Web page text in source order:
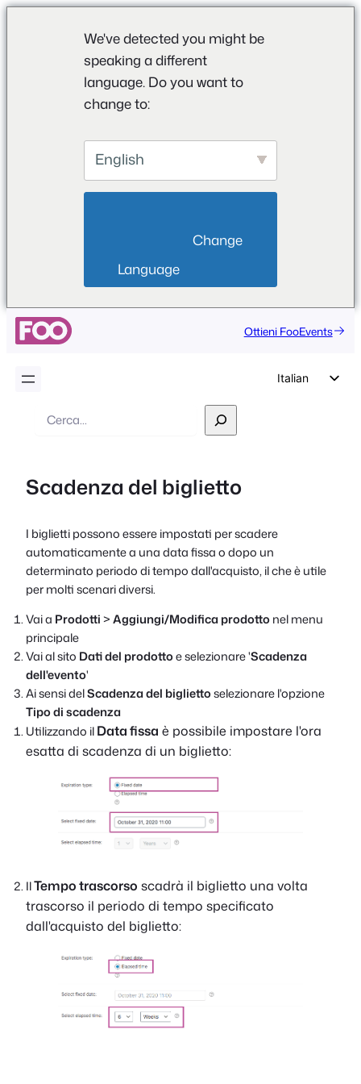
We've detected you might be
speaking a different
language. Do you want to
change to:
English
Language
Ottieni FooEvents
Italian
French
Polish
Greek
Ricerca
Scadenza del biglietto
I biglietti possono essere impostati per scadere
automaticamente a una data fissa o dopo un
determinato periodo di tempo dall'acquisto, il che è utile
per molti scenari diversi.
Vai a Prodotti>Aggiungi/Modifica prodottonel menu
principale
Vai al sito Dati del prodottoe selezionare 'Scadenza
dell'evento'
Ai sensi delScadenza del bigliettoselezionare l'opzione
Tipo di scadenza
Utilizzando ilData fissa è possibile impostare l'ora
esatta di scadenza di un biglietto:
IlTempo trascorso scadrà il biglietto una volta
trascorso il periodo di tempo specificato
dall'acquisto del biglietto: